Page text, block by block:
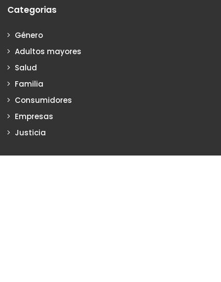
Categorias
Género
Adultos mayores
Salud
Familia
Consumidores
Empresas
Justicia